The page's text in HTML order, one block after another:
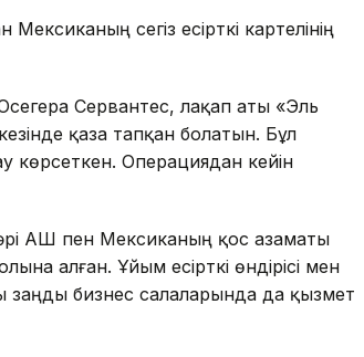
сегіз есірткі картелінің
Сервантес, лақап аты «Эль
қаза тапқан болатын. Бұл
көрсеткен. Операциядан кейін
АҚШ пен Мексиканың қос азаматы
алған. Ұйым есірткі өндірісі мен
заңды бизнес салаларында да қызмет